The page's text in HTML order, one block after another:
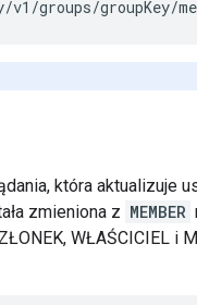
v1/groups/groupKey/
która aktualizuje
zmieniona z MEMBER
WŁAŚCICIEL i